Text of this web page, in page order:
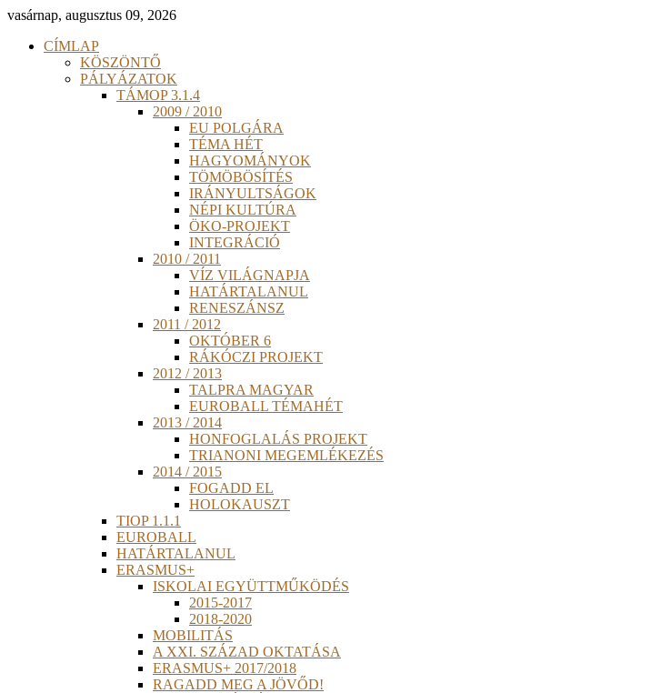
vasárnap, augusztus 09, 2026
CÍMLAP
KÖSZÖNTŐ
PÁLYÁZATOK
TÁMOP 3.1.4
2009 / 2010
EU POLGÁRA
TÉMA HÉT
HAGYOMÁNYOK
TÖMÖBÖSÍTÉS
IRÁNYULTSÁGOK
NÉPI KULTÚRA
ÖKO-PROJEKT
INTEGRÁCIÓ
2010 / 2011
VÍZ VILÁGNAPJA
HATÁRTALANUL
RENESZÁNSZ
2011 / 2012
OKTÓBER 6
RÁKÓCZI PROJEKT
2012 / 2013
TALPRA MAGYAR
EUROBALL TÉMAHÉT
2013 / 2014
HONFOGLALÁS PROJEKT
TRIANONI MEGEMLÉKEZÉS
2014 / 2015
FOGADD EL
HOLOKAUSZT
TIOP 1.1.1
EUROBALL
HATÁRTALANUL
ERASMUS+
ISKOLAI EGYÜTTMŰKÖDÉS
2015-2017
2018-2020
MOBILITÁS
A XXI. SZÁZAD OKTATÁSA
ERASMUS+ 2017/2018
RAGADD MEG A JÖVŐD!